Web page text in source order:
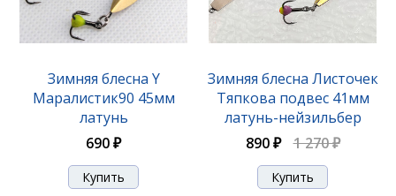
Зимняя блесна Y
Маралистик90 45мм
латунь
690 ₽
Зимняя блесна Листочек
Тяпкова подвес 41мм
латунь-нейзильбер
890 ₽
1 270 ₽